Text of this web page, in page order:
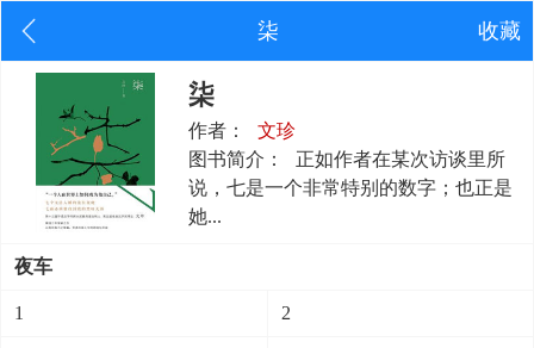
柒 收藏
柒
作者：
文珍
图书简介：
正如作者在某次访谈里所
说，七是一个非常特别的数字；也正是
她...
夜车
1 2